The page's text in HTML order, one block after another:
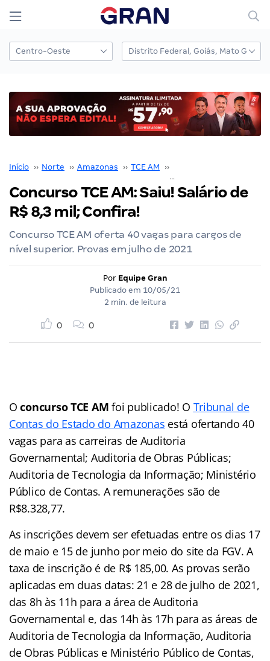
Início ›› Norte ›› Amazonas ›› TCE AM ››
Concurso TCE AM: Saiu! Salário de
R$ 8,3 mil; Confira!
Concurso TCE AM oferta 40 vagas para cargos de
nível superior. Provas em julho de 2021
Por Equipe Gran
Publicado em 10/05/21
2 min. de leitura
0 0
Oconcurso TCE AM foi publicado! O Tribunal de
Contas do Estado do Amazonas está ofertando 40
vagas para as carreiras de Auditoria
Governamental; Auditoria de Obras Públicas;
Auditoria de Tecnologia da Informação; Ministério
Público de Contas. A remunerações são de
R$8.328,77.
As inscrições devem ser efetuadas entre os dias 17
de maio e 15 de junho por meio do site da FGV. A
taxa de inscrição é de R$ 185,00. As provas serão
aplicadas em duas datas: 21 e 28 de julho de 2021,
das 8h às 11h para a área de Auditoria
Governamental e, das 14h às 17h para as áreas de
Auditoria de Tecnologia da Informação, Auditoria
de Obras Públicas e Ministério Público de Contas,